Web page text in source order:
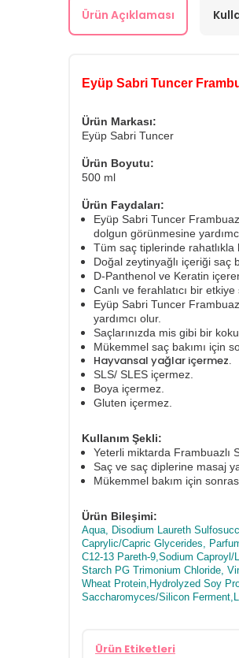
Ürün Açıklaması
Eyüp Sabri Tuncer
Ürün Markası:
Eyüp Sabri Tuncer
Ürün Boyutu:
500 ml
Ürün Faydaları:
Eyüp Sabri Tuncer
dolgun görünmesine
Tüm saç tiplerinde
Doğal zeytinyağlı içeriği saç
D-Panthenol ve Keratin
Canlı ve ferahlatıcı bir etkiye
Eyüp Sabri Tuncer
yardımcı olur.
Saçlarınızda mis gibi bir
Mükemmel saç bakımı için
Hayvansal yağlar içermez.
SLS/ SLES içermez.
Boya içermez.
Gluten içermez.
Kullanım Şekli:
Yeterli miktarda Frambuazlı
Saç ve saç diplerine masaj
Mükemmel bakım için
Ürün Bileşimi:
Aqua, Disodium Laureth
Caprylic/Capric Glycerides,
C12-13 Pareth-9,Sodium
Starch PG Trimonium Chloride,
Wheat Protein,Hydrolyzed Soy
Saccharomyces/Silicon
Ürün Etiketleri